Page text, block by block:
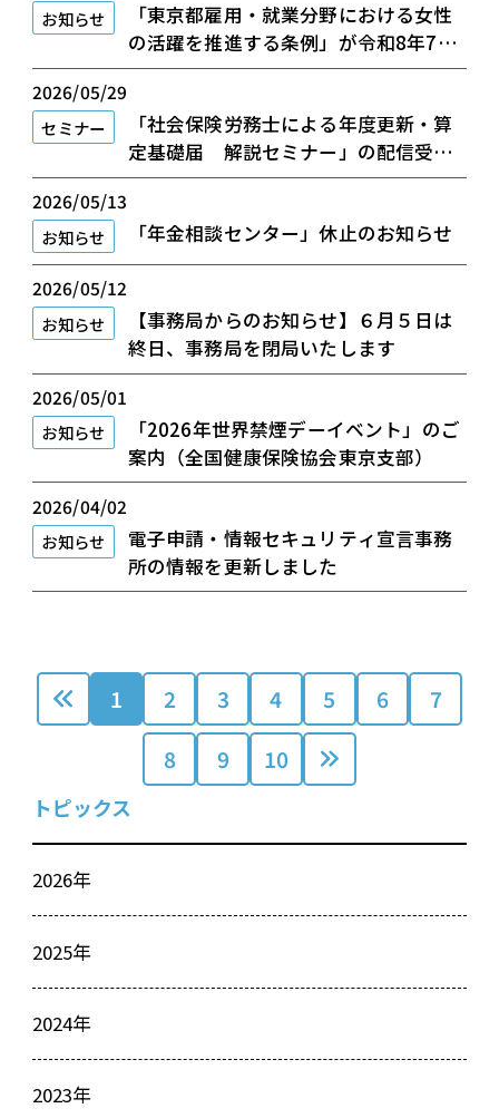
トピックス
2026年
2025年
2024年
2023年
お知らせ
「東京都雇用・就業分野における女性
の活躍を推進する条例」が令和8年7月
1日に施行
2026/05/29
セミナー
「社会保険労務士による年度更新・算
定基礎届 解説セミナー」の配信受付
を開始します
2026/05/13
お知らせ 「年金相談センター」休止のお知らせ
2026/05/12
お知らせ
【事務局からのお知らせ】６月５日は
終日、事務局を閉局いたします
2026/05/01
お知らせ
「2026年世界禁煙デーイベント」のご
案内（全国健康保険協会東京支部）
2026/04/02
お知らせ
電子申請・情報セキュリティ宣言事務
所の情報を更新しました
1 2 3 4 5 6
7
8
9 10